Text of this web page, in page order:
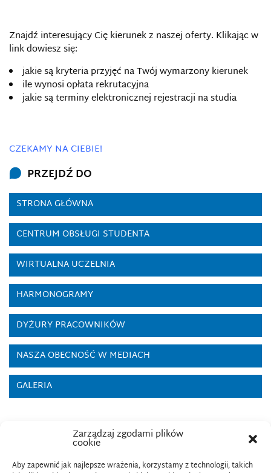
Zarządzaj zgodami plików
cookie
Aby zapewnić jak najlepsze wrażenia, korzystamy z technologii, takich
Znajdź interesujący Cię kierunek z naszej oferty. Klikając w
link dowiesz się:
jakie są kryteria przyjęć na Twój wymarzony kierunek
ile wynosi opłata rekrutacyjna
jakie są terminy elektronicznej rejestracji na studia
CZEKAMY NA CIEBIE!
PRZEJDŹ DO
STRONA GŁÓWNA
CENTRUM OBSŁUGI STUDENTA
WIRTUALNA UCZELNIA
HARMONOGRAMY
DYŻURY PRACOWNIKÓW
NASZA OBECNOŚĆ W MEDIACH
GALERIA